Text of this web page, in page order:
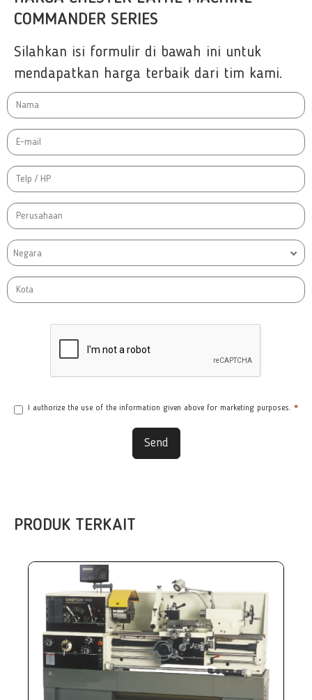
COMMANDER SERIES
Silahkan isi formulir di bawah ini untuk
mendapatkan harga terbaik dari tim kami.
Negara
I authorize the use of the information given above for marketing purposes. *
Send
PRODUK TERKAIT